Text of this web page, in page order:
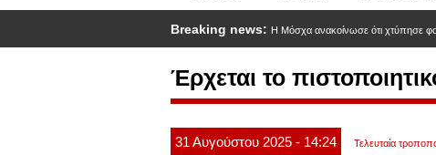
Breaking news: Η Μόσχα ανακοίνωσε ότι χτύπησε
Έρχεται το
31 Αυγούστου 2025 - 14:24 Τελευταία